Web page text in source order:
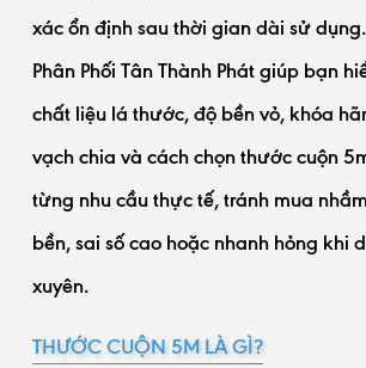
xác ổn định sau thời gian dài sử
Phân Phối Tân Thành Phát giúp bạn
chất liệu lá thước, độ bền vỏ, khóa
vạch chia và cách chọn thước cuộn
từng nhu cầu thực tế, tránh mua
bền, sai số cao hoặc nhanh hỏng khi
xuyên.
THƯỚC CUỘN 5M LÀ GÌ?